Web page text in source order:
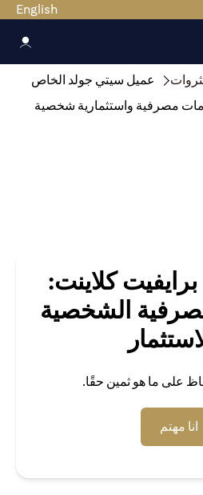
English
عميل سيتي جولد الخاص
كلاينت:
الشخصية
على ما هو ثمين حقًا.
انا مهتم